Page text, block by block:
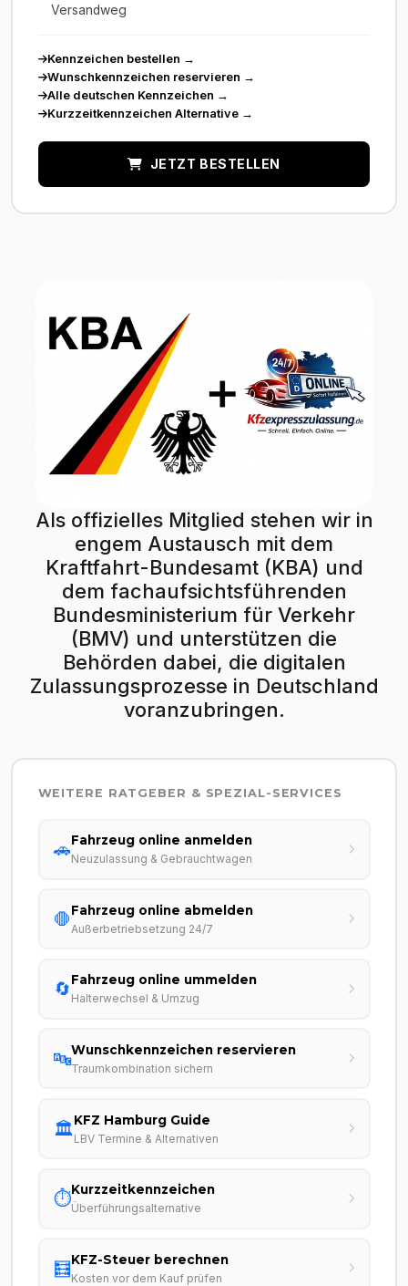
Versandweg
Kennzeichen bestellen →
Wunschkennzeichen reservieren →
Alle deutschen Kennzeichen →
Kurzzeitkennzeichen Alternative →
JETZT BESTELLEN
Als offizielles Mitglied stehen wir in
engem Austausch mit dem
Kraftfahrt-Bundesamt (KBA) und
dem fachaufsichtsführenden
Bundesministerium für Verkehr
(BMV) und unterstützen die
Behörden dabei, die digitalen
Zulassungsprozesse in Deutschland
voranzubringen.
WEITERE RATGEBER & SPEZIAL-SERVICES
🚗Fahrzeug online anmelden
Neuzulassung & Gebrauchtwagen
🛑Fahrzeug online abmelden
Außerbetriebsetzung 24/7
🔄Fahrzeug online ummelden
Halterwechsel & Umzug
🔤Wunschkennzeichen reservieren
Traumkombination sichern
🏛️KFZ Hamburg Guide
LBV Termine & Alternativen
⏱️Kurzzeitkennzeichen
Überführungsalternative
🧮KFZ-Steuer berechnen
Kosten vor dem Kauf prüfen